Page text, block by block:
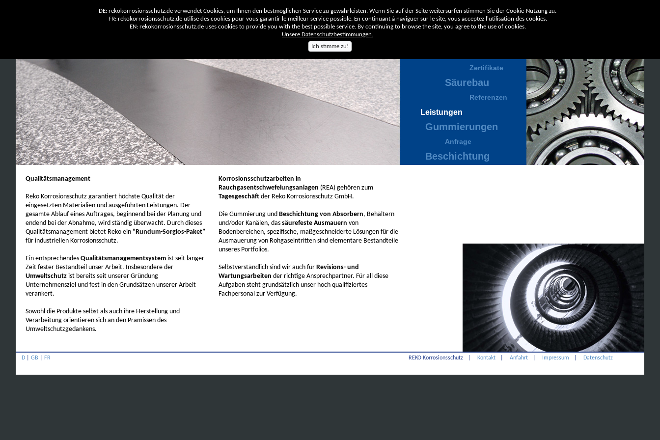
Zertifikate
Säurebau
Referenzen
Leistungen
Gummierungen
Anfrage
Beschichtung
Qualitätsmanagement
Reko Korrosionsschutz garantiert höchste Qualität der
eingesetzten Materialien und ausgeführten Leistungen. Der
gesamte Ablauf eines Auftrages, beginnend bei der Planung und
endend bei der Abnahme, wird ständig überwacht. Durch dieses
Qualitätsmanagement bietet Reko ein “Rundum-Sorglos-Paket”
für industriellen Korrosionsschutz.
Ein entsprechendes Qualitätsmanagementsystem ist seit langer
Zeit fester Bestandteil unser Arbeit. Insbesondere der
Umweltschutz ist bereits seit unserer Gründung
Unternehmensziel und fest in den Grundsätzen unserer Arbeit
verankert.
Sowohl die Produkte selbst als auch ihre Herstellung und
Verarbeitung orientieren sich an den Prämissen des
Umweltschutzgedankens.
Korrosionsschutzarbeiten in
Rauchgasentschwefelungsanlagen (REA) gehören zum
Tagesgeschäft der Reko Korrosionsschutz GmbH.
Die Gummierung und Beschichtung von Absorbern, Behältern
und/oder Kanälen, das säurefeste Ausmauern von
Bodenbereichen, spezifische, maßgeschneiderte Lösungen für die
Ausmauerung von Rohgaseintritten sind elementare Bestandteile
unseres Portfolios.
Selbstverständlich sind wir auch für Revisions- und
Wartungsarbeiten der richtige Ansprechpartner. Für all diese
Aufgaben steht grundsätzlich unser hoch qualifiziertes
Fachpersonal zur Verfügung.
D GB FR REKO Korrosionsschutz Kontakt Anfahrt Impressum Datenschutz
DE: rekokorrosionsschutz.de verwendet Cookies, um Ihnen den bestmöglichen Service zu gewährleisten. Wenn Sie auf der Seite weitersurfen stimmen Sie der Cookie-Nutzung zu.
FR: rekokorrosionsschutz.de utilise des cookies pour vous garantir le meilleur service possible. En continuant à naviguer sur le site, vous acceptez l'utilisation des cookies.
EN: rekokorrosionsschutz.de uses cookies to provide you with the best possible service. By continuing to browse the site, you agree to the use of cookies.
Unsere Datenschutzbestimmungen.
Ich stimme zu!